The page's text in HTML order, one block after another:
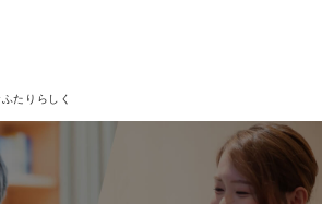
ふたりらしく